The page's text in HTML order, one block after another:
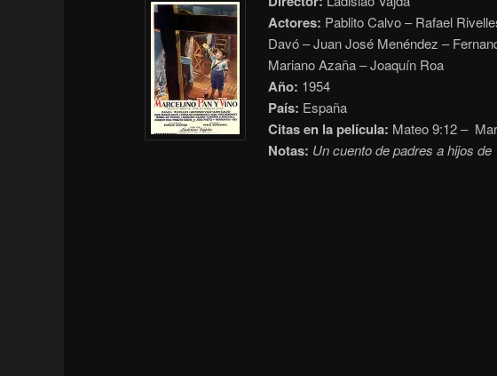
Actores: Pablito Calvo – Rafael
Davó – Juan José Menéndez –
Mariano Azaña – Joaquín Roa
Año: 1954
País: España
Citas en la película: Mateo 9:12 –
Notas: Un cuento de padres a hijos